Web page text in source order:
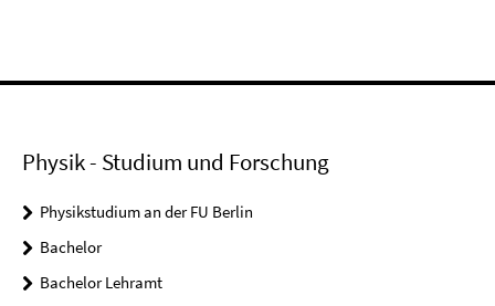
Physik - Studium und Forschung
Physikstudium an der FU Berlin
Bachelor
Bachelor Lehramt